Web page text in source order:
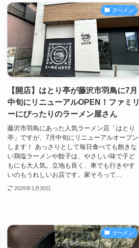
ラーメン
【開店】はとり亭が藤沢市羽鳥に7月
中旬にリニューアルOPEN！ファミリ
ーにぴったりのラーメン屋さん
藤沢市羽鳥にあった人気ラーメン店「はとり
亭」ですが、7月中旬にリニューアルオープン
します！ あっさりとして毎日食べても飽きな
い鶏塩ラーメンや餃子は、やさしい味で子ど
もにも大人気。立地も良く、車でも行きやす
いのもうれしいお店です。家そろって...
2025年1月30日
ラーメン